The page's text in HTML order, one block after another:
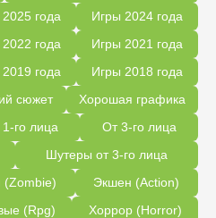
года
Игры 2024 года
года
Игры 2021 года
года
Игры 2018 года
сюжет
Хорошая графика
го лица
От 3-го лица
Шутеры от 3-го лица
(Zombie)
Экшен (Action)
(Rpg)
Хоррор (Horror)